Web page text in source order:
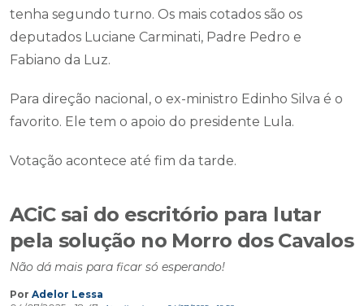
tenha segundo turno. Os mais cotados são os
deputados Luciane Carminati, Padre Pedro e
Fabiano da Luz.
Para direção nacional, o ex-ministro Edinho Silva é o
favorito. Ele tem o apoio do presidente Lula.
Votação acontece até fim da tarde.
ACiC sai do escritório para lutar
pela solução no Morro dos Cavalos
Não dá mais para ficar só esperando!
Por Adelor Lessa